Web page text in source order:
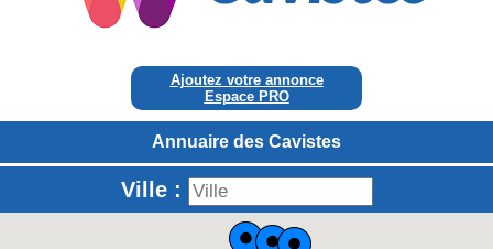
Ajoutez votre annonce
Espace PRO
Annuaire des Cavistes
Ville :